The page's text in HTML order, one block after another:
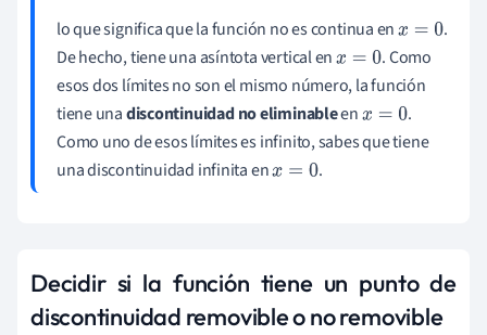
lo que significa que la función no es continua enx= 0
.
De hecho, tiene una asíntota vertical enx= 0
. Como
esos dos límites no son el mismo número, la función
tiene unadiscontinuidad no eliminableenx= 0
.
Como uno de esos límites es infinito, sabes que tiene
una discontinuidad infinita enx= 0 .
Decidir si la función tiene un punto de
discontinuidad removible o no removible